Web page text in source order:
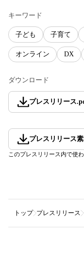
キーワード
子ども 子育て
オンライン DX
ダウンロード
プレスリリース.
プレスリリース
このプレスリリース内で使
トップ プレスリリース